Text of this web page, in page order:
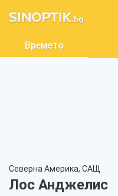
Времето
Северна Америка, САЩ
Лос Анджелис